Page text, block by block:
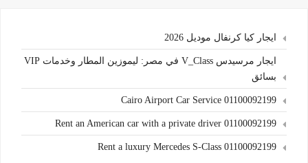
ايجار كيا كرنفال موديل 2026
ايجار مرسيدس V_Class في مصر: ليموزين المطار وخدمات VIP
بسائق
Cairo Airport Car Service 01100092199
Rent an American car with a private driver 01100092199
Rent a luxury Mercedes S-Class 01100092199